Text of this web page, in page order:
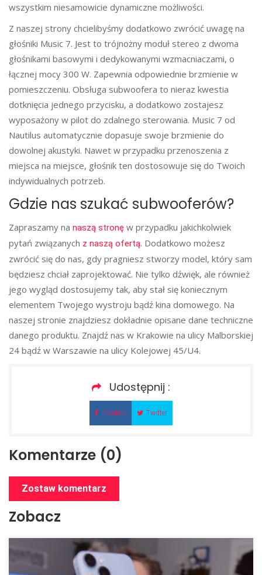
wszystkim niesamowicie dynamiczne możliwości.
Z naszej strony chcielibyśmy dodatkowo zwrócić uwagę na
głośniki Music 7. Jest to trójnożny moduł stereo z dwoma
głośnikami basowymi i dedykowanymi wzmacniaczami, o
łącznej mocy 300 W. Zapewnia odpowiednie brzmienie w
pomieszczeniu. Obsługa subwoofera to nieraz kwestia
dotknięcia jednego przycisku, a dodatkowo zostajesz
wyposażony w pilot do zdalnego sterowania. Music 7 od
Nautilus automatycznie dopasuje swoje brzmienie do
dowolnej akustyki. Nawet w przypadku przenoszenia z
miejsca na miejsce, głośnik ten dostosowuje się do Twoich
indywidualnych potrzeb.
Gdzie nas szukać subwooferów?
Zapraszamy na naszą stronę w przypadku jakichkolwiek
pytań związanych z naszą ofertą. Dodatkowo możesz
zwrócić się do nas, gdy pragniesz stworzy model, który sam
będziesz chciał zaprojektować. Nie tylko dźwięk, ale również
jego wygląd dostosujemy tak, aby stał się koniecznym
elementem Twojego wystroju bądź kina domowego. Na
naszej stronie znajdziesz dokładnie opisane dane techniczne
danego produktu. Znajdź nas w Krakowie na ulicy Malborskiej
24 bądź w Warszawie na ulicy Kolejowej 45/U4.
Udostępnij :
Facebok Twitter
Komentarze (0)
Zostaw komentarz
Zobacz